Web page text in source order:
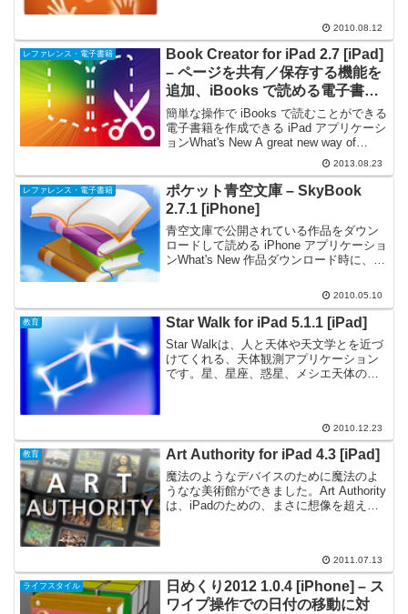
2010.08.12
レファレンス・電子書籍
Book Creator for iPad 2.7 [iPad]
– ページを共有／保存する機能を
追加、iBooks で読める電子書籍
を簡単に作成できる
簡単な操作で iBooks で読むことができる
電子書籍を作成できる iPad アプリケーシ
ョンWhat's New A great new way of
working with the pages in your books: -
2013.08.23
レファレンス・電子書籍
ポケット青空文庫 – SkyBook
2.7.1 [iPhone]
青空文庫で公開されている作品をダウン
ロードして読める iPhone アプリケーショ
ンWhat's New 作品ダウンロード時に、す
した イラストの拡大・縮小に対応 文字列
選択処理を更新著作権が切れた作品を...
2010.05.10
教育 Star Walk for iPad 5.1.1 [iPad]
Star Walkは、人と天体や天文学とを近づ
けてくれる、天体観測アプリケーション
です。星、星座、惑星、メシエ天体の完
2010.12.23
教育 Art Authority for iPad 4.3 [iPad]
魔法のようなデバイスのために魔法のよ
うなな美術館ができました。Art Authority
は、iPadのための、まさに想像を超えた
2011.07.13
ライフスタイル
日めくり2012 1.0.4 [iPhone] – ス
ワイプ操作での日付の移動に対